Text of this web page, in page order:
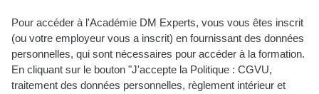
Pour accéder à l'Académie DM Experts, vous vous êtes inscrit
(ou votre employeur vous a inscrit) en fournissant des données
personnelles, qui sont nécessaires pour accéder à la formation.
En cliquant sur le bouton "J'accepte la Politique : CGVU,
traitement des données personnelles, règlement intérieur et